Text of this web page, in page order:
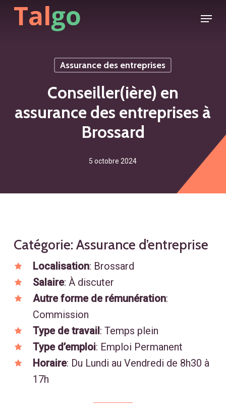
Skip
Menu
Assurance des entreprises
Conseiller(ière) en
assurance des entreprises à
Brossard
5 octobre 2024
Catégorie: Assurance d’entreprise
Localisation: Brossard
Salaire: À discuter
Autre forme de rémunération:
Commission
Type de travail: Temps plein
Type d’emploi: Emploi Permanent
Horaire: Du Lundi au Vendredi de 8h30 à
17h